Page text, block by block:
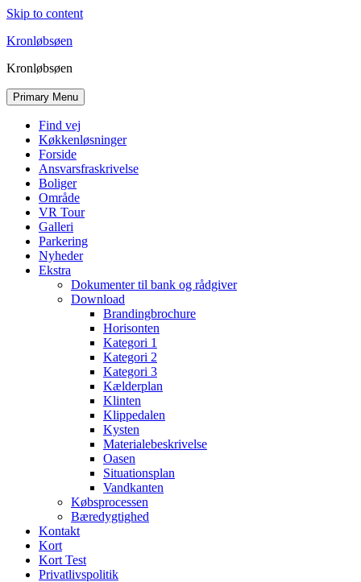
Skip to content
Kronløbsøen
Kronløbsøen
Primary Menu
Find vej
Køkkenløsninger
Forside
Ansvarsfraskrivelse
Boliger
Område
VR Tour
Galleri
Parkering
Nyheder
Ekstra
Dokumenter til bank og rådgiver
Download
Brandingbrochure
Horisonten
Kategori 1
Kategori 2
Kategori 3
Kælderplan
Klinten
Klippedalen
Kysten
Materialebeskrivelse
Oasen
Situationsplan
Vandkanten
Købsprocessen
Bæredygtighed
Kontakt
Kort
Kort Test
Privatlivspolitik